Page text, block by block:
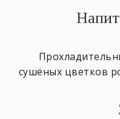
сушёных цветков